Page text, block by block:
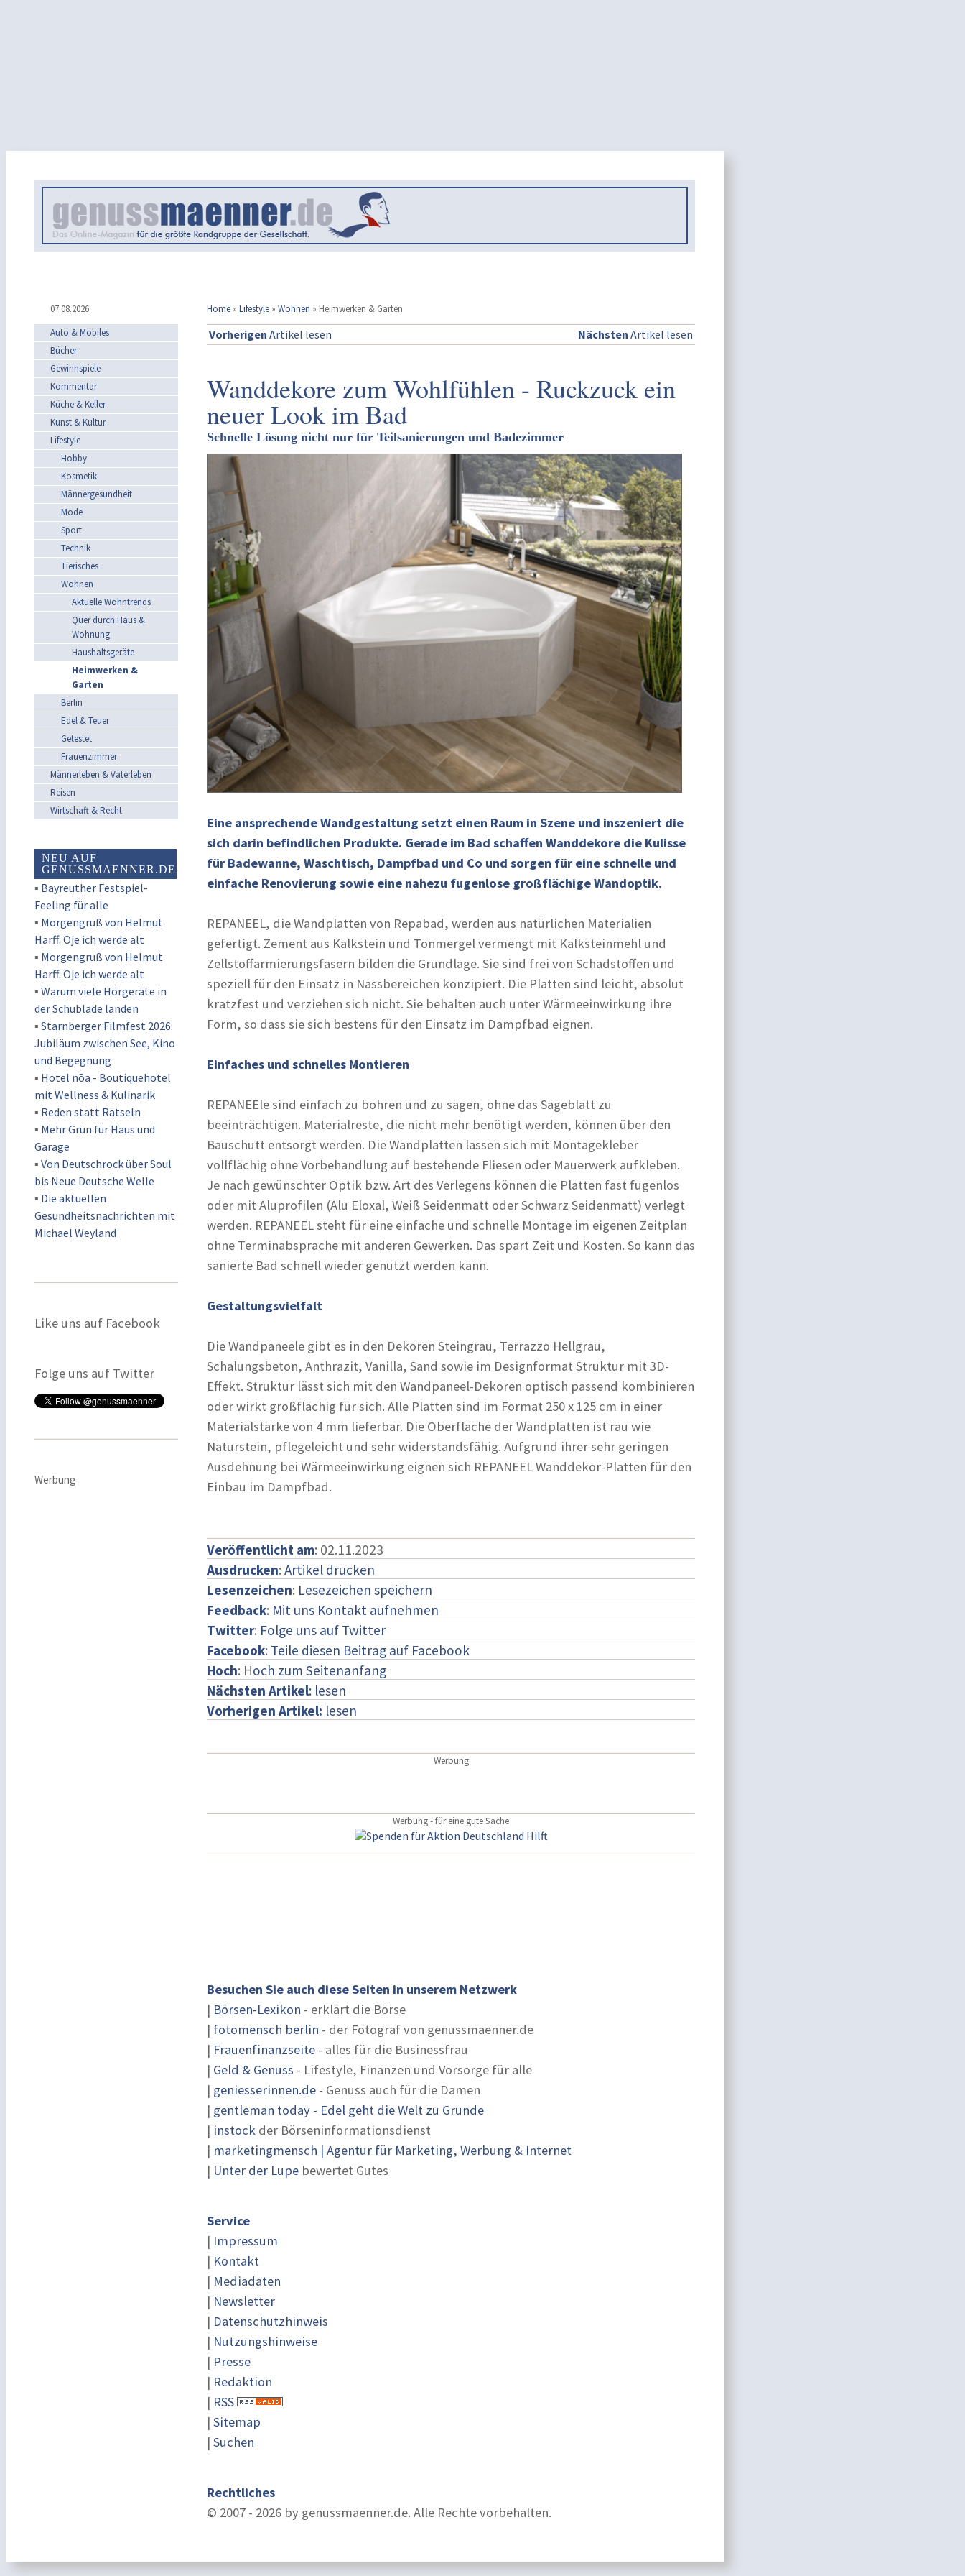
07.08.2026 Home » Lifestyle » Wohnen » Heimwerken & Garten
Auto & Mobiles
Bücher
Gewinnspiele
Kommentar
Küche & Keller
Kunst & Kultur
Lifestyle
Hobby
Kosmetik
Männergesundheit
Mode
Sport
Technik
Tierisches
Wohnen
Aktuelle Wohntrends
Quer durch Haus &
Wohnung
Haushaltsgeräte
Heimwerken &
Garten
Berlin
Edel & Teuer
Getestet
Frauenzimmer
Männerleben & Vaterleben
Reisen
Wirtschaft & Recht
NEU AUF
GENUSSMAENNER.DE
▪ Bayreuther Festspiel-
Feeling für alle
▪ Morgengruß von Helmut
Harff: Oje ich werde alt
▪ Morgengruß von Helmut
Harff: Oje ich werde alt
▪ Warum viele Hörgeräte in
der Schublade landen
▪ Starnberger Filmfest 2026:
Jubiläum zwischen See, Kino
und Begegnung
▪ Hotel nōa - Boutiquehotel
mit Wellness & Kulinarik
▪ Reden statt Rätseln
▪ Mehr Grün für Haus und
Garage
▪ Von Deutschrock über Soul
bis Neue Deutsche Welle
▪ Die aktuellen
Gesundheitsnachrichten mit
Michael Weyland
Like uns auf Facebook
Folge uns auf Twitter
Werbung
Vorherigen Artikel lesen Nächsten Artikel lesen
Wanddekore zum Wohlfühlen - Ruckzuck ein
neuer Look im Bad
Schnelle Lösung nicht nur für Teilsanierungen und Badezimmer
Eine ansprechende Wandgestaltung setzt einen Raum in Szene und inszeniert die
sich darin befindlichen Produkte. Gerade im Bad schaffen Wanddekore die Kulisse
für Badewanne, Waschtisch, Dampfbad und Co und sorgen für eine schnelle und
einfache Renovierung sowie eine nahezu fugenlose großflächige Wandoptik.
REPANEEL, die Wandplatten von Repabad, werden aus natürlichen Materialien
gefertigt. Zement aus Kalkstein und Tonmergel vermengt mit Kalksteinmehl und
Zellstoffarmierungsfasern bilden die Grundlage. Sie sind frei von Schadstoffen und
speziell für den Einsatz in Nassbereichen konzipiert. Die Platten sind leicht, absolut
kratzfest und verziehen sich nicht. Sie behalten auch unter Wärmeeinwirkung ihre
Form, so dass sie sich bestens für den Einsatz im Dampfbad eignen.
Einfaches und schnelles Montieren
REPANEEle sind einfach zu bohren und zu sägen, ohne das Sägeblatt zu
beeinträchtigen. Materialreste, die nicht mehr benötigt werden, können über den
Bauschutt entsorgt werden. Die Wandplatten lassen sich mit Montagekleber
vollflächig ohne Vorbehandlung auf bestehende Fliesen oder Mauerwerk aufkleben.
Je nach gewünschter Optik bzw. Art des Verlegens können die Platten fast fugenlos
oder mit Aluprofilen (Alu Eloxal, Weiß Seidenmatt oder Schwarz Seidenmatt) verlegt
werden. REPANEEL steht für eine einfache und schnelle Montage im eigenen Zeitplan
ohne Terminabsprache mit anderen Gewerken. Das spart Zeit und Kosten. So kann das
sanierte Bad schnell wieder genutzt werden kann.
Gestaltungsvielfalt
Die Wandpaneele gibt es in den Dekoren Steingrau, Terrazzo Hellgrau,
Schalungsbeton, Anthrazit, Vanilla, Sand sowie im Designformat Struktur mit 3D-
Effekt. Struktur lässt sich mit den Wandpaneel-Dekoren optisch passend kombinieren
oder wirkt großflächig für sich. Alle Platten sind im Format 250 x 125 cm in einer
Materialstärke von 4 mm lieferbar. Die Oberfläche der Wandplatten ist rau wie
Naturstein, pflegeleicht und sehr widerstandsfähig. Aufgrund ihrer sehr geringen
Ausdehnung bei Wärmeeinwirkung eignen sich REPANEEL Wanddekor-Platten für den
Einbau im Dampfbad.
Veröffentlicht am: 02.11.2023
Ausdrucken: Artikel drucken
Lesenzeichen: Lesezeichen speichern
Feedback: Mit uns Kontakt aufnehmen
Twitter: Folge uns auf Twitter
Facebook: Teile diesen Beitrag auf Facebook
Hoch: Hoch zum Seitenanfang
Nächsten Artikel: lesen
Vorherigen Artikel: lesen
Werbung
Werbung - für eine gute Sache
Besuchen Sie auch diese Seiten in unserem Netzwerk
| Börsen-Lexikon - erklärt die Börse
| fotomensch berlin - der Fotograf von genussmaenner.de
| Frauenfinanzseite - alles für die Businessfrau
| Geld & Genuss - Lifestyle, Finanzen und Vorsorge für alle
| geniesserinnen.de - Genuss auch für die Damen
| gentleman today - Edel geht die Welt zu Grunde
| instock der Börseninformationsdienst
| marketingmensch | Agentur für Marketing, Werbung & Internet
| Unter der Lupe bewertet Gutes
Service
| Impressum
| Kontakt
| Mediadaten
| Newsletter
| Datenschutzhinweis
| Nutzungshinweise
| Presse
| Redaktion
| RSS
| Sitemap
| Suchen
Rechtliches
© 2007 - 2026 by genussmaenner.de. Alle Rechte vorbehalten.